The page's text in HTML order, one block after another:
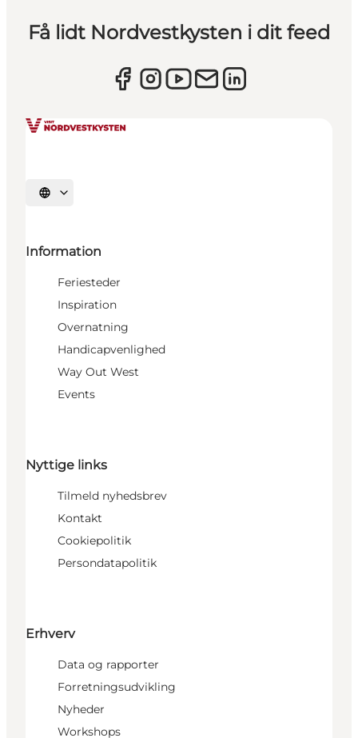
Få lidt Nordvestkysten i dit feed
Vælg sprog
Information
Feriesteder
Inspiration
Overnatning
Handicapvenlighed
Way Out West
Events
Nyttige links
Tilmeld nyhedsbrev
Kontakt
Cookiepolitik
Persondatapolitik
Erhverv
Data og rapporter
Forretningsudvikling
Nyheder
Workshops